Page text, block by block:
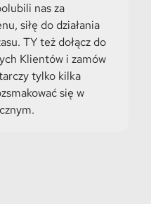
nas za
siłę do działania
TY też dołącz do
Klientów i zamów
tylko kilka
się w